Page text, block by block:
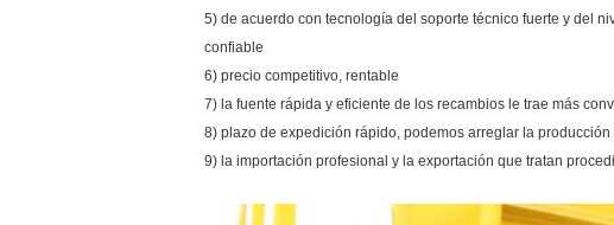
5) de acuerdo con tecnología del soporte técnico fuerte y del
confiable
6) precio competitivo, rentable
7) la fuente rápida y eficiente de los recambios le trae más
8) plazo de expedición rápido, podemos arreglar la
9) la importación profesional y la exportación que tratan